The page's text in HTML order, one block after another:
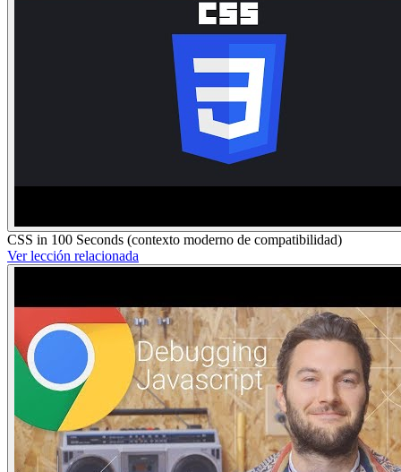
CSS in 100 Seconds (contexto moderno de compatibilidad)
Ver lección relacionada